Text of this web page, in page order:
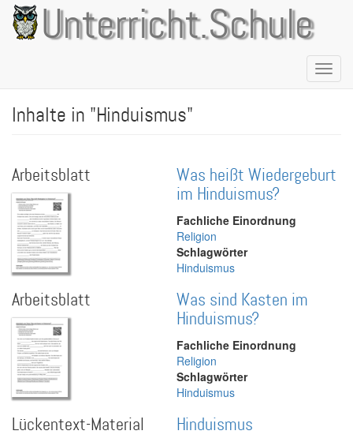
Direkt
zum
Inhalt
Unterricht.Schule
Inhalte in "Hinduismus"
Arbeitsblatt
Was heißt Wiedergeburt
im Hinduismus?
Fachliche Einordnung
Religion
Schlagwörter
Hinduismus
Arbeitsblatt
Was sind Kasten im
Hinduismus?
Fachliche Einordnung
Religion
Schlagwörter
Hinduismus
Lückentext-Material Hinduismus